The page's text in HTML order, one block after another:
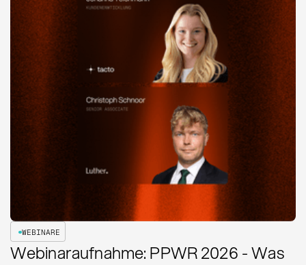
WEBINARE
Webinaraufnahme: PPWR 2026 - Was